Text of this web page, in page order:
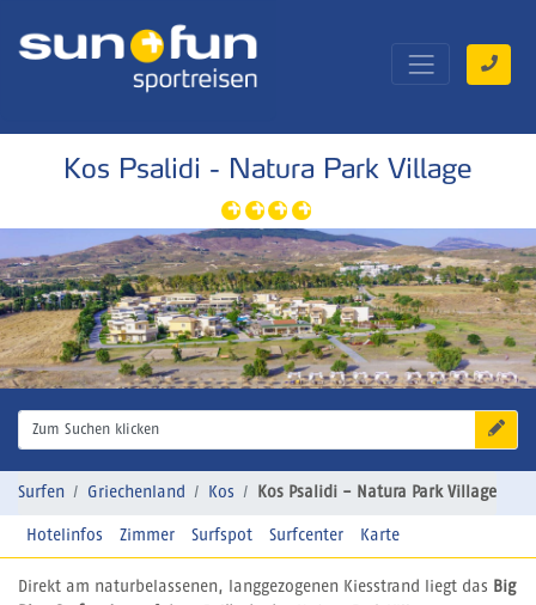
Kos Psalidi - Natura Park Village
Zum Suchen klicken
Surfen Griechenland Kos Kos Psalidi - Natura Park Village
Hotelinfos Zimmer Surfspot Surfcenter Karte
Direkt am naturbelassenen, langgezogenen Kiesstrand liegt das Big